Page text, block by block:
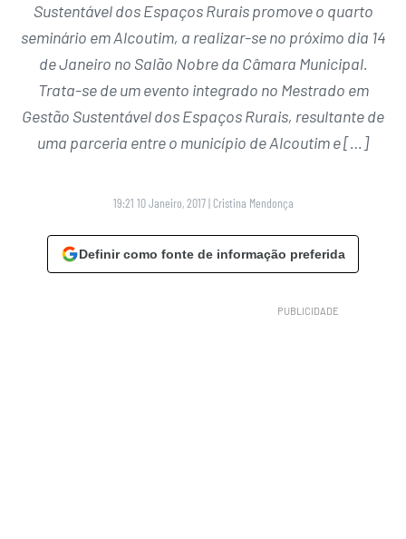
Sustentável dos Espaços Rurais promove o quarto
seminário em Alcoutim, a realizar-se no próximo dia 14
de Janeiro no Salão Nobre da Câmara Municipal.
Trata-se de um evento integrado no Mestrado em
Gestão Sustentável dos Espaços Rurais, resultante de
uma parceria entre o município de Alcoutim e […]
19:21 10 Janeiro, 2017 | Cristina Mendonça
Definir como fonte de informação preferida